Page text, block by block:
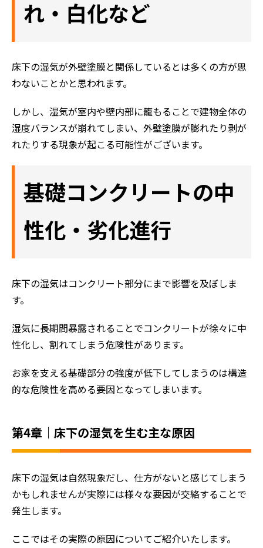
れ・白化など
床下の湿気が外壁塗膜と関係しているとは多くの方が思
わないことかと思われます。
しかし、湿気が室内や壁内部に籠もることで建物全体の
湿度バランスが崩れてしまい、外壁塗膜が膨れたり剥が
れたりする現象が起こる可能性がございます。
基礎コンクリートの中
性化・劣化進行
床下の湿気はコンクリート部分にまで影響を及ぼしま
す。
湿気に長期間暴露されることでコンクリートが徐々に中
性化し、割れてしまう危険性があります。
お家を支える基礎部分の強度が低下してしまうのは構造
的な危険性を高める要因となってしまいます。
第4章｜床下の湿気を生む主な原因
床下の湿気は自然現象だし、仕方がないと感じてしまう
かもしれませんが実際には様々な要因が交絡することで
発生します。
ここではその実際の原因についてご紹介いたします。